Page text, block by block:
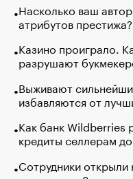
Насколько ваш
атрибутов
Казино проиграло.
разрушают
Выживают
избавляются от
Как банк Wildberries
кредиты селлерам
Сотрудники